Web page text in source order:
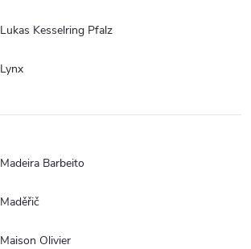
Lukas Kesselring Pfalz
Lynx
Madeira Barbeito
Maděřič
Maison Olivier